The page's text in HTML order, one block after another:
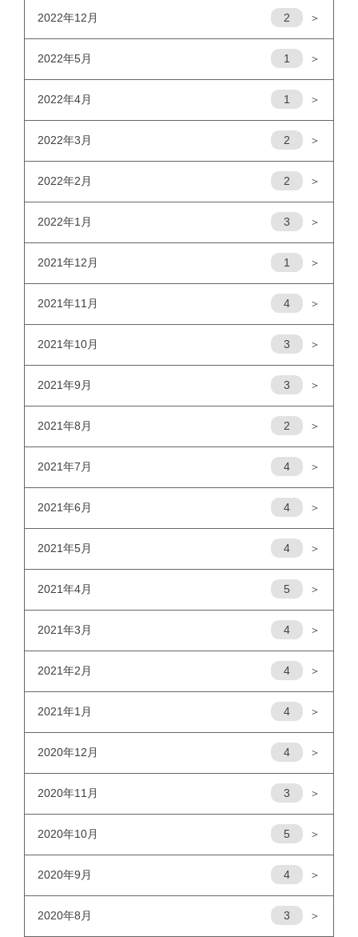
2022年12月 2 ＞
2022年5月 1 ＞
2022年4月 1 ＞
2022年3月 2 ＞
2022年2月 2 ＞
2022年1月 3 ＞
2021年12月 1 ＞
2021年11月 4 ＞
2021年10月 3 ＞
2021年9月 3 ＞
2021年8月 2 ＞
2021年7月 4 ＞
2021年6月 4 ＞
2021年5月 4 ＞
2021年4月 5 ＞
2021年3月 4 ＞
2021年2月 4 ＞
2021年1月 4 ＞
2020年12月 4 ＞
2020年11月 3 ＞
2020年10月 5 ＞
2020年9月 4 ＞
2020年8月 3 ＞